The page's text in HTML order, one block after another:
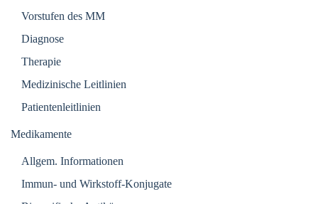
Vorstufen des MM
Diagnose
Therapie
Medizinische Leitlinien
Patientenleitlinien
Medikamente
Allgem. Informationen
Immun- und Wirkstoff-Konjugate